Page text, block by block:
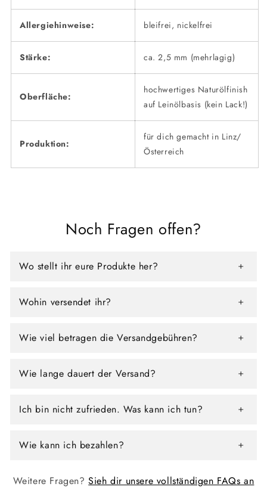
Allergiehinweise: bleifrei, nickelfrei
Stärke: ca. 2,5 mm (mehrlagig)
Oberfläche:
hochwertiges Naturölfinish
auf Leinölbasis (kein Lack!)
Produktion:
für dich gemacht in Linz/
Österreich
Noch Fragen offen?
Wo stellt ihr eure Produkte her?
Wohin versendet ihr?
Wie viel betragen die Versandgebühren?
Wie lange dauert der Versand?
Ich bin nicht zufrieden. Was kann ich tun?
Wie kann ich bezahlen?
Weitere Fragen?Sieh dir unsere vollständigen FAQs an